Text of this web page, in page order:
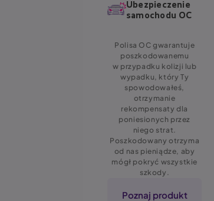
Ubezpieczenie
samochodu OC
Polisa OC gwarantuje
poszkodowanemu
w przypadku kolizji lub
wypadku, który Ty
spowodowałeś,
otrzymanie
rekompensaty dla
poniesionych przez
niego strat.
Poszkodowany otrzyma
od nas pieniądze, aby
mógł pokryć wszystkie
szkody.
Poznaj produkt